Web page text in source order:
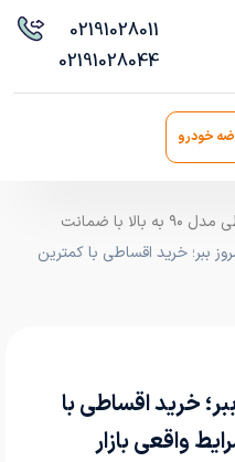
02191028011
02191028044
خودرو
خودرو شاپ، خرید و فروش خودرو اقساطی مدل ۹۰ به بالا با ضمانت
ببر؛ خرید اقساطی با کمترین
خرید اقساطی با
واقعی بازار